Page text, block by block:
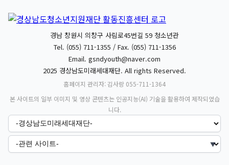
경남 창원시 의창구 사림로45번길 59 청소년관
Tel. (055) 711-1355 / Fax. (055) 711-1356
Email. gsndyouth@naver.com
2025 경상남도미래세대재단. All rights Reserved.
홈페이지 관리자: 김사랑 055-711-1364
본 사이트의 일부 이미지 및 영상 콘텐츠는 인공지능(AI) 기술을 활용하여 제작되었습
니다.
▼